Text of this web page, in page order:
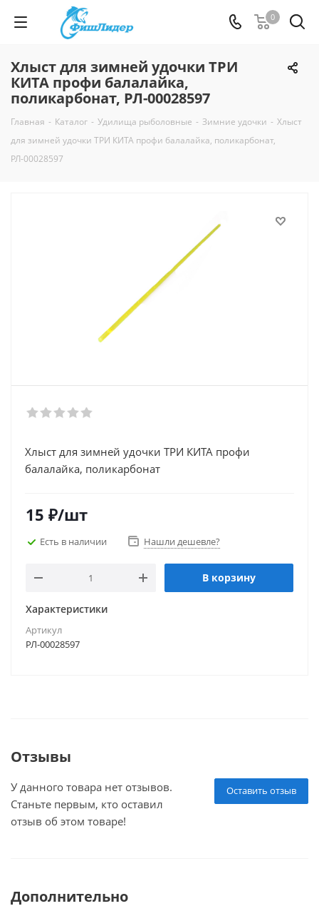
0
Хлыст для зимней удочки ТРИ
КИТА профи балалайка,
поликарбонат, РЛ-00028597
Главная - Каталог - Удилища рыболовные - Зимние удочки - Хлыст
для зимней удочки ТРИ КИТА профи балалайка, поликарбонат,
РЛ-00028597
Хлыст для зимней удочки ТРИ КИТА профи
балалайка, поликарбонат
15 ₽/шт
Есть в наличии Нашли дешевле?
В корзину
Характеристики
Артикул
РЛ-00028597
Отзывы
Оставить отзыв
У данного товара нет отзывов.
Станьте первым, кто оставил
отзыв об этом товаре!
Дополнительно